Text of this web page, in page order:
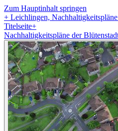
Zum Hauptinhalt springen
+ Leichlingen,
Titelseite+
Nachhaltigkeitspläne der